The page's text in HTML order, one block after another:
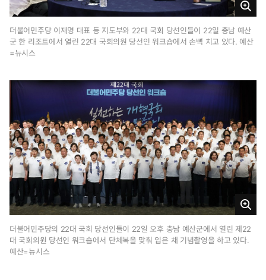
크
게
보
더불어민주당 이재명 대표 등 지도부와 22대 국회 당선인들이 22일 충남 예산
군 한 리조트에서 열린 22대 국회의원 당선인 워크숍에서 손뼉 치고 있다. 예산
=뉴시스
크
게
보
더불어민주당의 22대 국회 당선인들이 22일 오후 충남 예산군에서 열린 제22
대 국회의원 당선인 워크숍에서 단체복을 맞춰 입은 채 기념촬영을 하고 있다.
예산=뉴시스